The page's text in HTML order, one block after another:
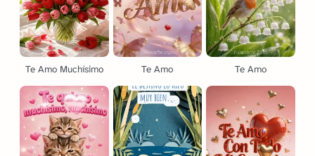
Te Amo Muchísimo Te Amo Te Amo